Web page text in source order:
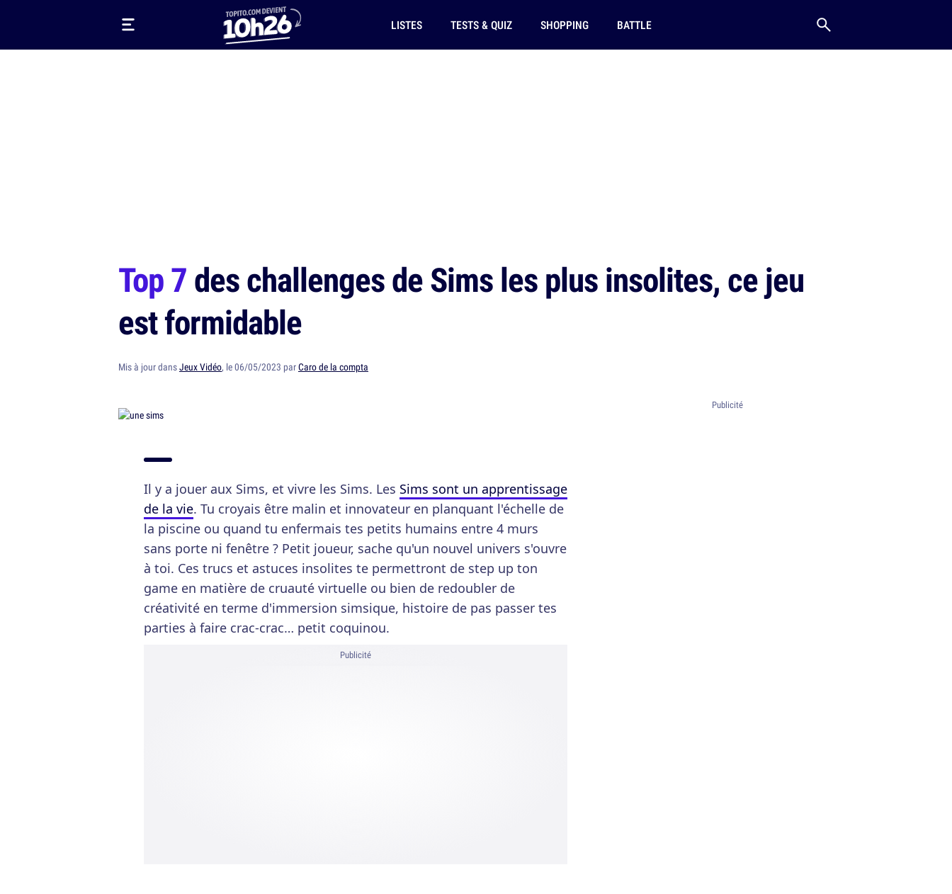
LISTES TESTS & QUIZ SHOPPING BATTLE
Top 7des challenges de Sims les plus insolites, ce jeu
est formidable
Mis à jour dansJeux Vidéo, le 06/05/2023 parCaro de la compta
Il y a jouer aux Sims, et vivre les Sims. Les Sims sont un apprentissage
de la vie. Tu croyais être malin et innovateur en planquant l'échelle de
la piscine ou quand tu enfermais tes petits humains entre 4 murs
sans porte ni fenêtre ? Petit joueur, sache qu'un nouvel univers s'ouvre
à toi. Ces trucs et astuces insolites te permettront de step up ton
game en matière de cruauté virtuelle ou bien de redoubler de
créativité en terme d'immersion simsique, histoire de pas passer tes
parties à faire crac-crac… petit coquinou.
Publicité